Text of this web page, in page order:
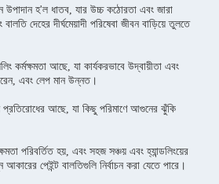
উপাদান হ'ল ধাতব, যার উচ্চ কঠোরতা এবং জারা
দেহের দীর্ঘমেয়াদী পরিষেবা জীবন বাড়িয়ে তুলতে
কর্মক্ষমতা আছে, যা কার্যকরভাবে উদ্বায়ীতা এবং
এবং লেপ মান উন্নত।
প্রতিরোধের আছে, যা কিছু পরিমাণে আগুনের ঝুঁকি
পরিবর্তিত হয়, এবং সহজ সঞ্চয় এবং হ্যান্ডলিংয়ের
পেইন্ট বালতিগুলি নির্বাচন করা যেতে পারে।